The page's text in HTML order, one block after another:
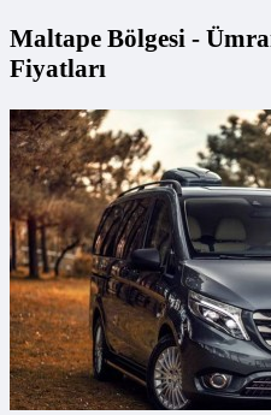
Maltape Bölgesi -
Fiyatları